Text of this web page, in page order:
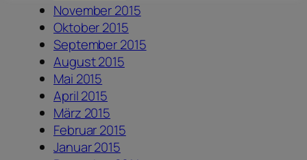
November 2015
Oktober 2015
September 2015
August 2015
Mai 2015
April 2015
März 2015
Februar 2015
Januar 2015